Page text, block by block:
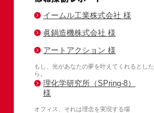
イームル工業株式会社 様
眞鍋造機株式会社 様
アートアクション 様
もし、光があなたの夢を叶えてくれるとした
ら。
理化学研究所（SPring-8）
様
オフィス、それは理念を実現する場